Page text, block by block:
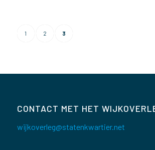
1 2 3
CONTACT MET HET
wijkoverleg@statenkwartier.net